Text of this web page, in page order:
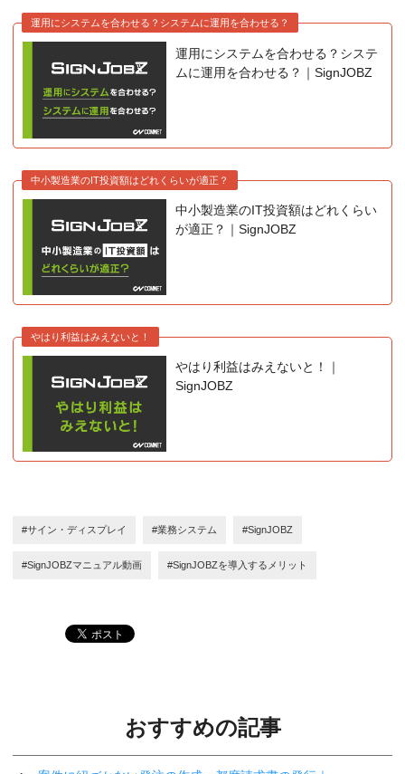
運用にシステムを合わせる？システムに運用を合わせる？
運用にシステムを合わせる？システ
ムに運用を合わせる？｜SignJOBZ
中小製造業のIT投資額はどれくらいが適正？
中小製造業のIT投資額はどれくらい
が適正？｜SignJOBZ
やはり利益はみえないと！
やはり利益はみえないと！｜
SignJOBZ
#サイン・ディスプレイ #業務システム #SignJOBZ
#SignJOBZマニュアル動画 #SignJOBZを導入するメリット
おすすめの記事